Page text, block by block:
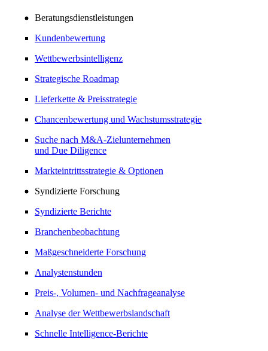
Beratungsdienstleistungen
Kundenbewertung
Wettbewerbsintelligenz
Strategische Roadmap
Lieferkette & Preisstrategie
Chancenbewertung und Wachstumsstrategie
Suche nach M&A-Zielunternehmen
und Due Diligence
Markteintrittsstrategie & Optionen
Syndizierte Forschung
Syndizierte Berichte
Branchenbeobachtung
Maßgeschneiderte Forschung
Analystenstunden
Preis-, Volumen- und Nachfrageanalyse
Analyse der Wettbewerbslandschaft
Schnelle Intelligence-Berichte